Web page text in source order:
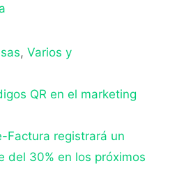
,Varios y
QR en el marketing
Factura registrará un
del 30% en los próximos